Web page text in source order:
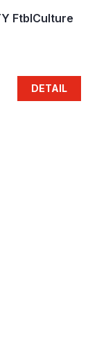
FtblCulture
DETAIL